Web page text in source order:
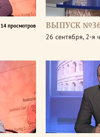
14 просмотров ВЫПУСК
26 сентября, 2-я